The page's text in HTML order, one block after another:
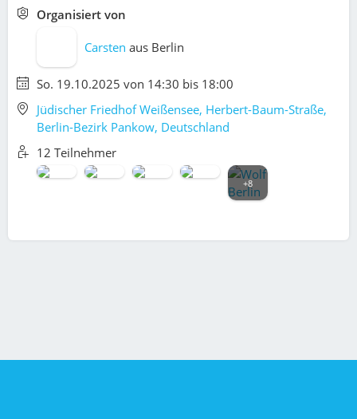
Organisiert von
Carsten aus Berlin
So. 19.10.2025 von 14:30 bis 18:00
Jüdischer Friedhof Weißensee, Herbert-Baum-Straße,
Berlin-Bezirk Pankow, Deutschland
12 Teilnehmer
+8